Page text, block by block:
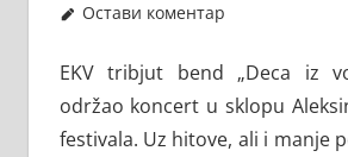
Остави коментар
EKV tribjut bend „Deca iz
održao koncert u sklopu
festivala. Uz hitove, ali i manje